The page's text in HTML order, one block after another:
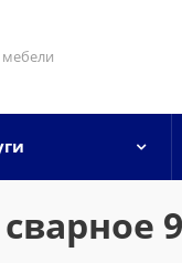
мебели